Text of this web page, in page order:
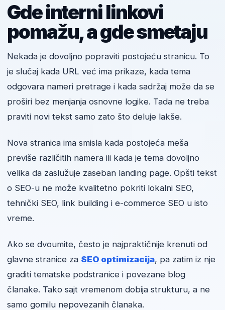
Gde interni linkovi
pomažu, a gde smetaju
Nekada je dovoljno popraviti postojeću stranicu. To
je slučaj kada URL već ima prikaze, kada tema
odgovara nameri pretrage i kada sadržaj može da se
proširi bez menjanja osnovne logike. Tada ne treba
praviti novi tekst samo zato što deluje lakše.
Nova stranica ima smisla kada postojeća meša
previše različitih namera ili kada je tema dovoljno
velika da zaslužuje zaseban landing page. Opšti tekst
o SEO-u ne može kvalitetno pokriti lokalni SEO,
tehnički SEO, link building i e-commerce SEO u isto
vreme.
Ako se dvoumite, često je najpraktičnije krenuti od
glavne stranice za SEO optimizacija, pa zatim iz nje
graditi tematske podstranice i povezane blog
članake. Tako sajt vremenom dobija strukturu, a ne
samo gomilu nepovezanih članaka.